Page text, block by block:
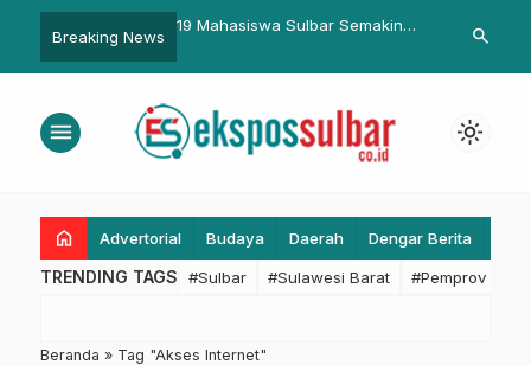
Breaking News
Pengabdian Tanpa
Negeri
19 Mahasiswa Sulbar Semakin
Program Beasiswa Gubernur
Pasca Libur
search
menu light_mode
home Advertorial Budaya Daerah Dengar Berita
TRENDING TAGS #Sulbar #Sulawesi Barat #Pemprov
Beranda » Tag "Akses Internet"